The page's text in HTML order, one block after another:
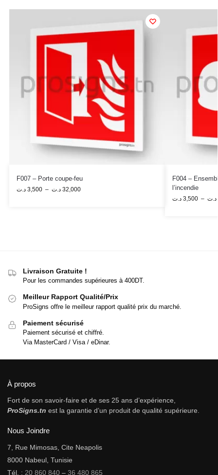
F007 – Porte coupe-feu
3,500 د.ت – 32,000 د.ت
F004 –
l’incendie
3,500 د.ت – د.ت
Livraison Gratuite !
Pour les commandes supérieures à 400DT.
Meilleur Rapport Qualité/Prix
ProSigns offre le meilleur rapport qualité prix du marché.
Paiement sécurisé
Paiement sécurisé et chiffré.
Via MasterCard / Visa / eDinar.
À propos
Fort de son savoir-faire et de ses 25 ans d’expérience,
ProSigns.tn est la garantie d’un produit de qualité supérieure.
Nous Joindre
7, Rue Mimosas, Cite Neapolis
8000 Nabeul, Tunisie
Tél. : 20 860 840 – 36 480 865